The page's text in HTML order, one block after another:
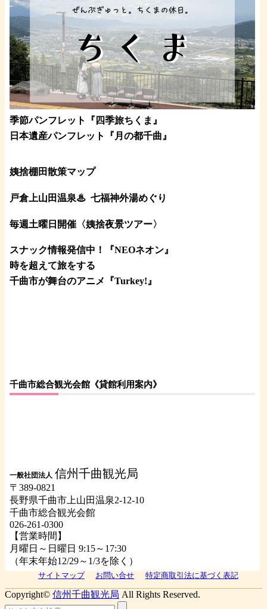
季節パンフレット『四季旅ちくま』
日本遺産パンフレット
『月の都千曲 』
姨捨棚田散策マップ
戸倉上山田温泉♨ 七福神外湯めぐり
毎週土曜日開催〈姨捨夜景ツアー〉
スナック情報発信中！『NEOネオン』
時を超えて旅をする
千曲市が舞台のアニメ『Turkey!』
千曲市総合観光会館《貸館利用案内》
一般社団法人 信州千曲観光局
〒389-0821
長野県千曲市上山田温泉2-12-10
千曲市総合観光会館
026-261-0300
【営業時間】
月曜日～日曜日 9:15～17:30
（年末年始12/29～1/3を除く）
サイトマップ お問い合せ 特定商取引法に基づく表記
Copyright© 信州千曲観光局 All Rights Reserved.